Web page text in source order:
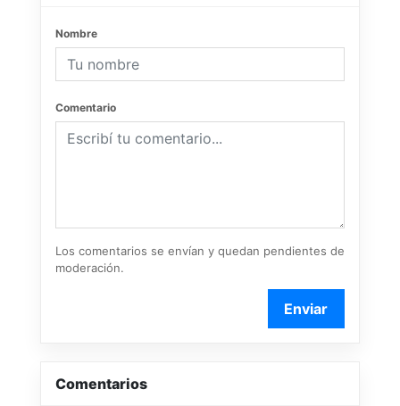
Nombre
Comentario
Los comentarios se envían y quedan pendientes de
moderación.
Enviar
Comentarios